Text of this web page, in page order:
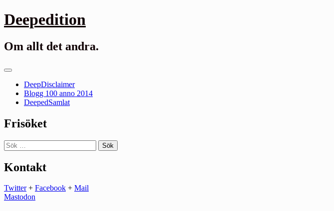
Gå
till
Deepedition
Om allt det andra.
Primär
DeepDisclaimer
Blogg 100 anno 2014
DeepedSamlat
Frisöket
Sök
efter:
Kontakt
Twitter+ Facebook + Mail
Mastodon